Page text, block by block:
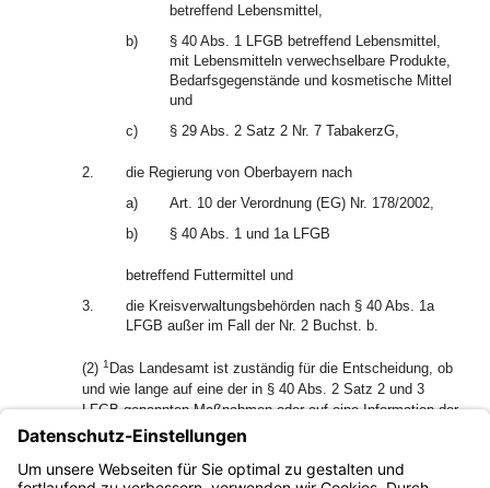
betreffend Lebensmittel,
b)
§ 40 Abs. 1 LFGB betreffend Lebensmittel,
mit Lebensmitteln verwechselbare Produkte,
Bedarfsgegenstände und kosmetische Mittel
und
c)
§ 29 Abs. 2 Satz 2 Nr. 7 TabakerzG,
2.
die Regierung von Oberbayern nach
a)
Art. 10 der Verordnung (EG) Nr. 178/2002,
b)
§ 40 Abs. 1 und 1a LFGB
betreffend Futtermittel und
3.
die Kreisverwaltungsbehörden nach § 40 Abs. 1a
LFGB außer im Fall der Nr. 2 Buchst. b.
(2) 1 Das Landesamt ist zuständig für die Entscheidung, ob
und wie lange auf eine der in § 40 Abs. 2 Satz 2 und 3
LFGB genannten Maßnahmen oder auf eine Information der
Öffentlichkeit hingewiesen wird.
Dritten nur dann übertragen werden, wenn sie für den
vorgesehenen Zeitraum eine sichere Einstellung der Daten